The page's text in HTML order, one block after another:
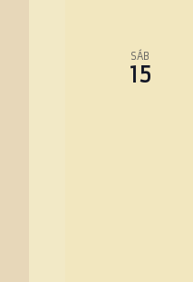
SÁB
15